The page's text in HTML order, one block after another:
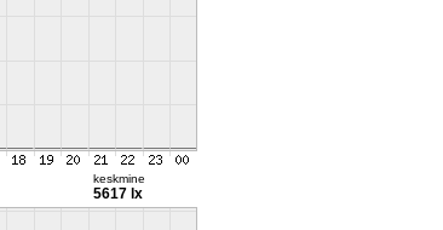
keskmine
5617 lx